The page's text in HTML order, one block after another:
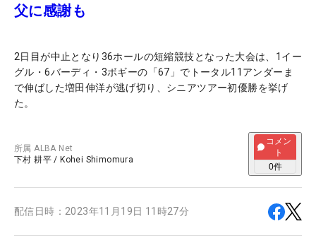
父に感謝も
2日目が中止となり36ホールの短縮競技となった大会は、1イー
グル・6バーディ・3ボギーの「67」でトータル11アンダーま
で伸ばした増田伸洋が逃げ切り、シニアツアー初優勝を挙げ
た。
所属ALBA Net
下村 耕平 / Kohei Shimomura
コメン
ト
0件
配信日時： 2023年11月19日 11時27分